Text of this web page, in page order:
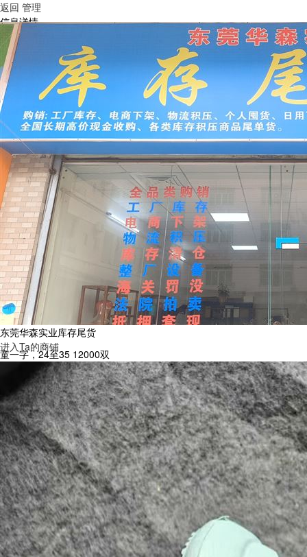
返回 管理
信息详情
东莞华森实业库存尾货
进入Ta的商铺
童一字，24至35 12000双